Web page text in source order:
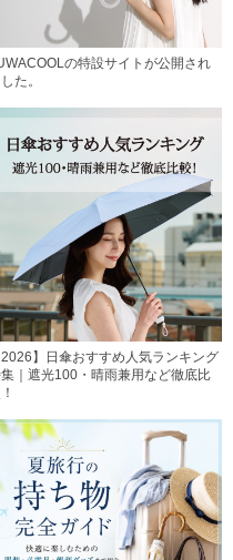
の特設サイトが公開され
た。
2026】日傘おすすめ人気ランキング
｜遮光100・晴雨兼用など徹底比